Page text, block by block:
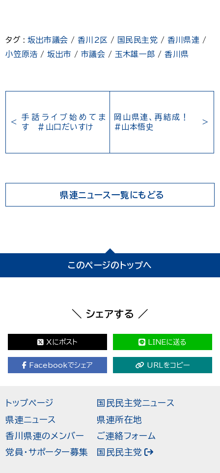
タグ :坂出市議会 / 香川2区 / 国民民主党 / 香川県連 /
小笠原浩 /坂出市 / 市議会 / 玉木雄一郎 /香川県
手話ライブ始めてま
す ＃山口だいすけ
岡山県連、再結成！
#山本悟史
県連ニュース一覧にもどる
このページのトップへ
＼ シェアする ／
Xにポスト LINEに送る
Facebookでシェア URLをコピー
トップページ
県連ニュース
香川県連のメンバー
党員・サポーター募集
国民民主党ニュース
県連所在地
ご連絡フォーム
国民民主党